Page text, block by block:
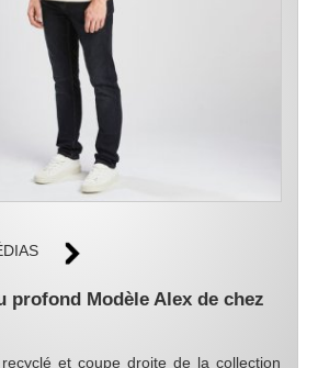
profond Modèle Alex de chez
et coupe droite de la collection